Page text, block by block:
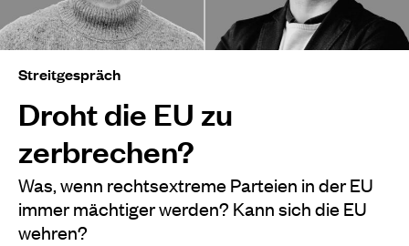
Streitgespräch
Droht die EU zu
zerbrechen?
Was, wenn rechtsextreme Parteien in der EU
immer mächtiger werden? Kann sich die EU
wehren?